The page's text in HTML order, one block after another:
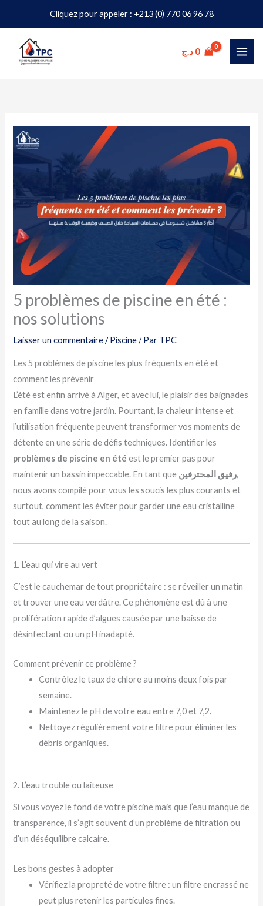
Cliquez pour appeler : +213 (0) 770 06 96 78
contenu
0 د.ج
5 problèmes de piscine en été :
nos solutions
Laisser un commentaire /Piscine/ Par TPC
Les 5 problèmes de piscine les plus fréquents en été et
comment les prévenir
L’été est enfin arrivé à Alger, et avec lui, le plaisir des baignades
en famille dans votre jardin. Pourtant, la chaleur intense et
l’utilisation fréquente peuvent transformer vos moments de
détente en une série de défis techniques. Identifier les
problèmes de piscine en été est le premier pas pour
maintenir un bassin impeccable. En tant que رفيق المحترفين,
nous avons compilé pour vous les soucis les plus courants et
surtout, comment les éviter pour garder une eau cristalline
tout au long de la saison.
1. L’eau qui vire au vert
C’est le cauchemar de tout propriétaire : se réveiller un matin
et trouver une eau verdâtre. Ce phénomène est dû à une
prolifération rapide d’algues causée par une baisse de
désinfectant ou un pH inadapté.
Comment prévenir ce problème ?
Contrôlez le taux de chlore au moins deux fois par
semaine.
Maintenez le pH de votre eau entre 7,0 et 7,2.
Nettoyez régulièrement votre filtre pour éliminer les
débris organiques.
2. L’eau trouble ou laiteuse
Si vous voyez le fond de votre piscine mais que l’eau manque de
transparence, il s’agit souvent d’un problème de filtration ou
d’un déséquilibre calcaire.
Les bons gestes à adopter
Vérifiez la propreté de votre filtre : un filtre encrassé ne
peut plus retenir les particules fines.